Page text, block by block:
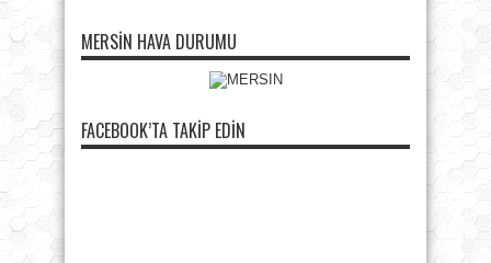
MERSIN HAVA DURUMU
FACEBOOK’TA TAKIP EDIN